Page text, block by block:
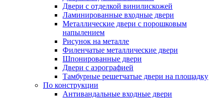
Двери с отделкой винилискожей
Ламинированные входные двери
Металлические двери с порошковым
напылением
Рисунок на металле
Филенчатые металлические двери
Шпонированные двери
Двери с аэрографией
Тамбурные решетчатые двери на площадку
По конструкции
Антивандальные входные двери